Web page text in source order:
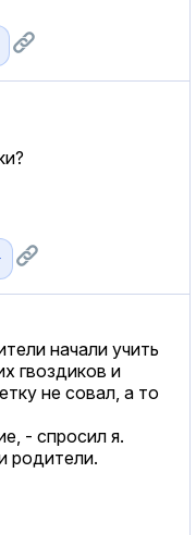
начали учить
гвоздиков и
не совал, а то
- спросил я.
родители.